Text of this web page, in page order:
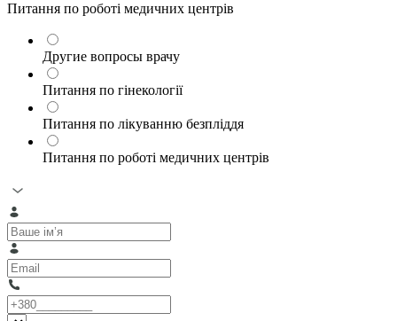
Питання по роботі медичних центрів
Другие вопросы врачу
Питання по гінекології
Питання по лікуванню безпліддя
Питання по роботі медичних центрів